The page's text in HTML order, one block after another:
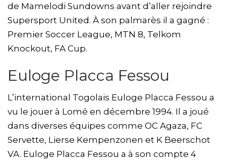
de Mamelodi Sundowns avant d’aller rejoindre
Supersport United. À son palmarès il a gagné :
Premier Soccer League, MTN 8, Telkom
Knockout, FA Cup.
Euloge Placca Fessou
L’international Togolais Euloge Placca Fessou a
vu le jouer à Lomé en décembre 1994. Il a joué
dans diverses équipes comme OC Agaza, FC
Servette, Lierse Kempenzonen et K Beerschot
VA. Euloge Placca Fessou a à son compte 4